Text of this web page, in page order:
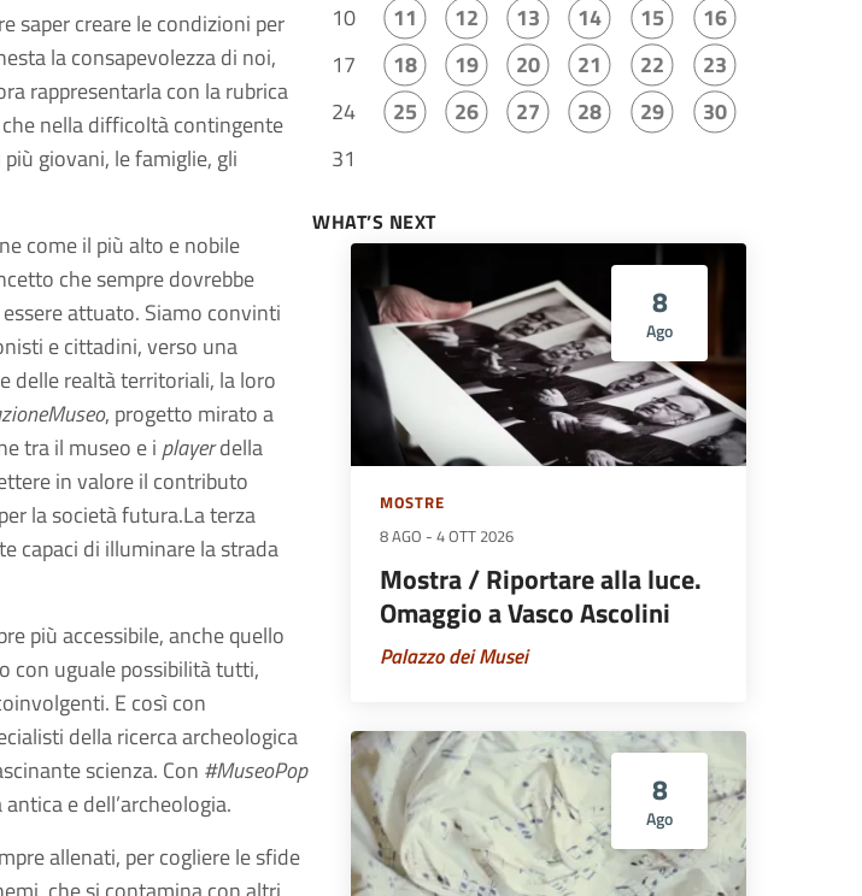
saper creare le condizioni per
la consapevolezza di noi,
rappresentarla con la rubrica
nella difficoltà contingente
giovani, le famiglie, gli
come il più alto e nobile
che sempre dovrebbe
attuato. Siamo convinti
e cittadini, verso una
delle realtà territoriali, la loro
, progetto mirato a
tra il museo e i playerdella
in valore il contributo
la società futura.La terza
capaci di illuminare la strada
più accessibile, anche quello
con uguale possibilità tutti,
E così con
della ricerca archeologica
scienza. Con #MuseoPop
e dell’archeologia.
allenati, per cogliere le sfide
10
11 12 13 14 15
16
17
18 19 20 21 22
23
24
25 26 27 28 29
30
31
WHAT’S NEXT
8
Ago
MOSTRE
8 AGO - 4 OTT 2026
Mostra / Riportare alla luce.
Omaggio a Vasco Ascolini
Palazzo dei Musei
8
Ago